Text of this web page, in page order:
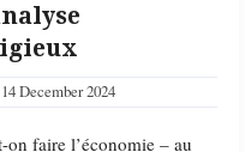
14 December 2024
on faire l’économie – au